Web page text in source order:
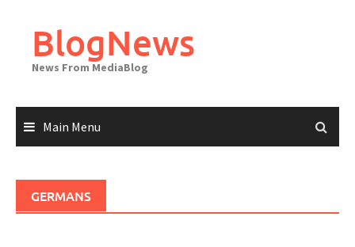
contentBlogNews
News From MediaBlog
Main Menu
GERMANS